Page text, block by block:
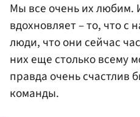
Мы все очень их любим.
вдохновляет – то, что с
люди, что они сейчас
них еще столько всему
правда очень счастлив
команды.